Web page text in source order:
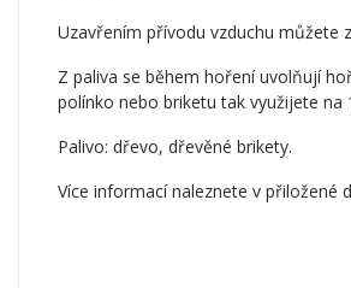
Uzavřením přívodu vzduchu můžete
Z paliva se během hoření uvolňují
polínko nebo briketu tak využijete na
Palivo: dřevo, dřevěné brikety.
Více informací naleznete v přiložené